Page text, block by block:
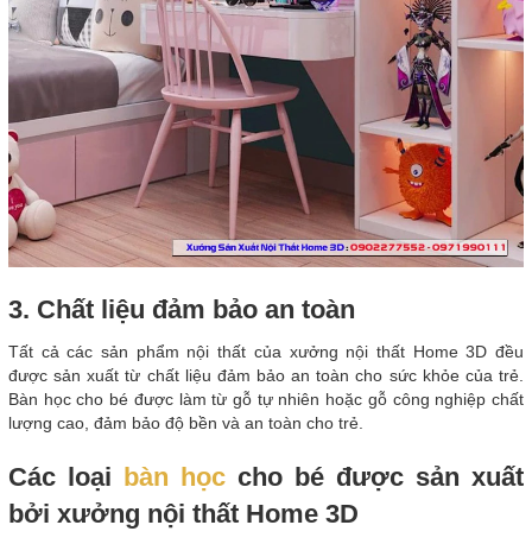
3. Chất liệu đảm bảo an toàn
Tất cả các sản phẩm nội thất của xưởng nội thất Home 3D đều
được sản xuất từ chất liệu đảm bảo an toàn cho sức khỏe của trẻ.
Bàn học cho bé được làm từ gỗ tự nhiên hoặc gỗ công nghiệp chất
lượng cao, đảm bảo độ bền và an toàn cho trẻ.
Các loại bàn học cho bé được sản xuất
bởi xưởng nội thất Home 3D